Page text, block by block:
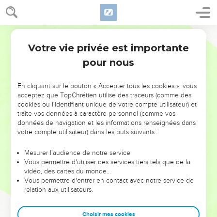
NE MANQUEZ PAS L’ÉVÉNEMENT
DE L’ANNÉE !
ET SI LEURS ERREURS POUVAIENT VOUS ÉVITER LES
VOTRES ?
leur foi ou leur vision. Mais on voit moins les doutes, les erreurs
et les saisons difficiles qu'ils ont traversés, alors même que ce
sont elles qui les ont façonnés.
Dans cette conférence, leaders, entrepreneurs, et responsables
clés pour avancer avec plus de sagesse afin que leurs erreurs
Votre vie privée est importante
pour nous
En cliquant sur le bouton « Accepter tous les cookies », vous
acceptez que TopChrétien utilise des traceurs (comme des
cookies ou l'identifiant unique de votre compte utilisateur) et
traite vos données à caractère personnel (comme vos
données de navigation et les informations renseignées dans
votre compte utilisateur) dans les buts suivants :
Mesurer l'audience de notre service
Vous permettre d'utiliser des services tiers tels que de la
vidéo, des cartes du monde…
Vous permettre d'entrer en contact avec notre service de
relation aux utilisateurs.
Choisir mes cookies